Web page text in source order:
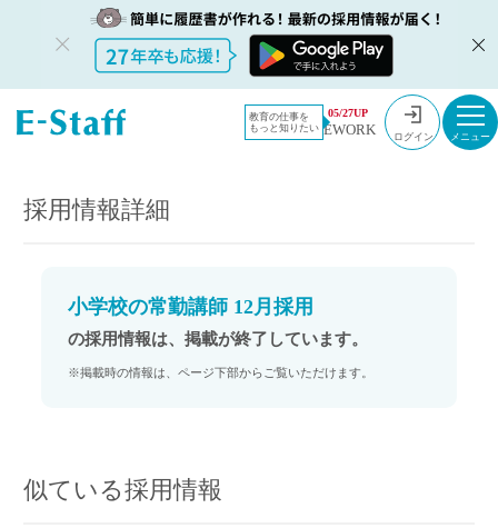
教育の仕事を
もっと知りたい
05/27UP
EWORK ログイン
教員採用情
報のイー・
採用情報
小学校の常勤講師 12月採用
採用情報詳細
小学校の常勤講師 12月採用
の採用情報は、掲載が終了しています。
※掲載時の情報は、ページ下部からご覧いただけます。
似ている採用情報